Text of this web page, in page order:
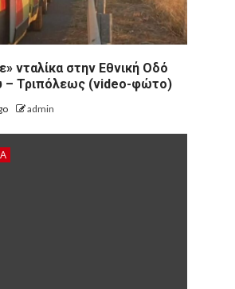
νταλίκα στην Εθνική Oδό
– Τριπόλεως (video-φώτο)
admin